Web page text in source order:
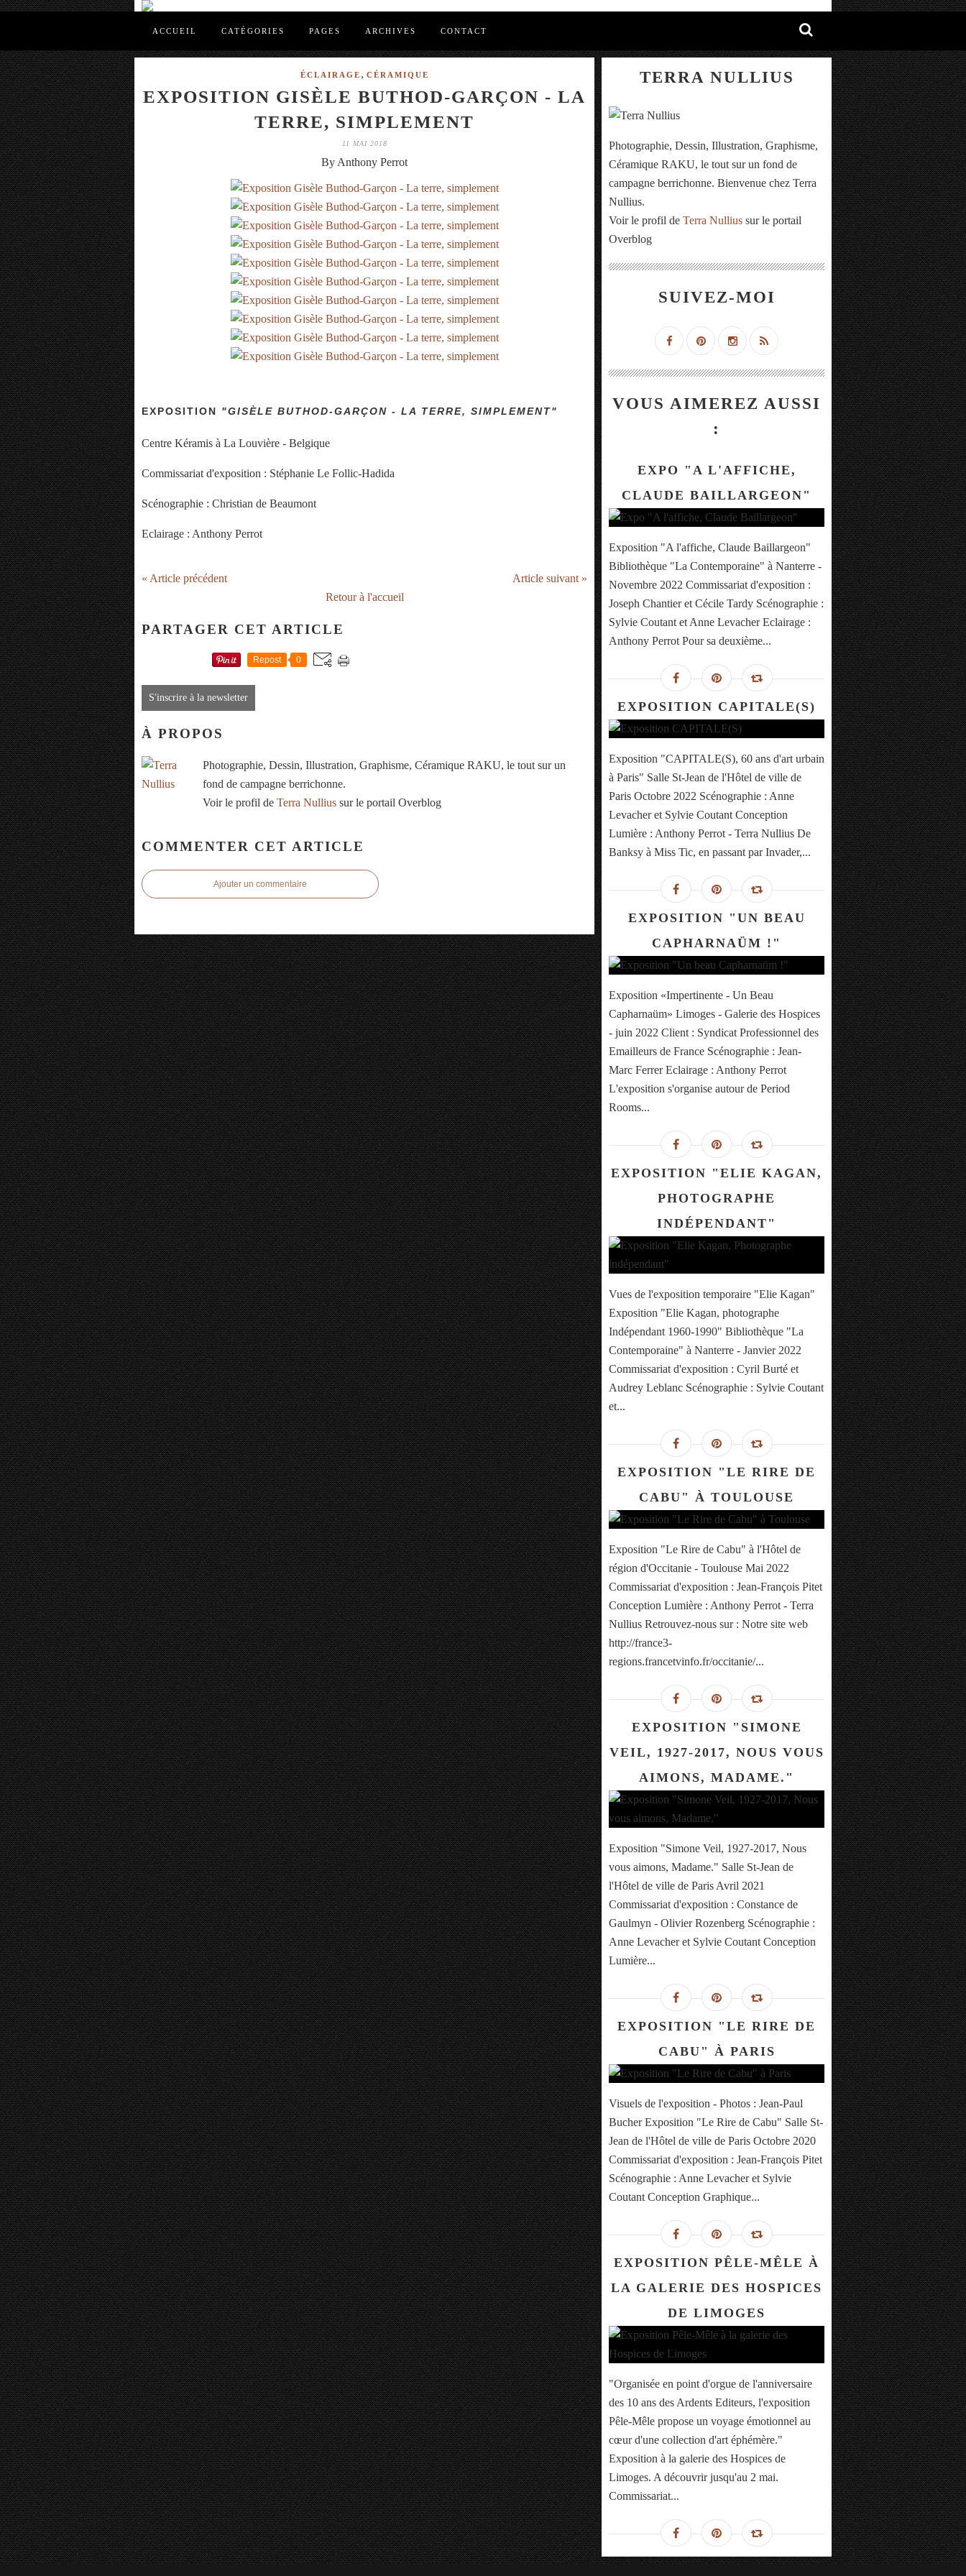
ACCUEIL CATÉGORIES PAGES ARCHIVES CONTACT
ÉCLAIRAGE , CÉRAMIQUE
EXPOSITION GISÈLE BUTHOD-GARÇON - LA
TERRE, SIMPLEMENT
11 MAI 2018
By Anthony Perrot
EXPOSITION "GISÈLE BUTHOD-GARÇON - LA TERRE, SIMPLEMENT"
Centre Kéramis à La Louvière - Belgique
Commissariat d'exposition : Stéphanie Le Follic-Hadida
Scénographie : Christian de Beaumont
Eclairage : Anthony Perrot
« Article précédent
Article suivant »
Retour à l'accueil
PARTAGER CET ARTICLE
Repost 0
S'inscrire à la newsletter
À PROPOS
Photographie, Dessin, Illustration, Graphisme, Céramique RAKU, le tout sur un
fond de campagne berrichonne.
Voir le profil de Terra Nullius sur le portail Overblog
COMMENTER CET ARTICLE
Ajouter un commentaire
TERRA NULLIUS
Photographie, Dessin, Illustration, Graphisme,
Céramique RAKU, le tout sur un fond de
campagne berrichonne. Bienvenue chez Terra
Nullius.
Voir le profil de Terra Nullius sur le portail
Overblog
SUIVEZ-MOI
VOUS AIMEREZ AUSSI
:
EXPO "A L'AFFICHE,
CLAUDE BAILLARGEON"
Exposition "A l'affiche, Claude Baillargeon"
Bibliothèque "La Contemporaine" à Nanterre -
Novembre 2022 Commissariat d'exposition :
Joseph Chantier et Cécile Tardy Scénographie :
Sylvie Coutant et Anne Levacher Eclairage :
Anthony Perrot Pour sa deuxième...
EXPOSITION CAPITALE(S)
Exposition "CAPITALE(S), 60 ans d'art urbain
à Paris" Salle St-Jean de l'Hôtel de ville de
Paris Octobre 2022 Scénographie : Anne
Levacher et Sylvie Coutant Conception
Lumière : Anthony Perrot - Terra Nullius De
Banksy à Miss Tic, en passant par Invader,...
EXPOSITION "UN BEAU
CAPHARNAÜM !"
Exposition «Impertinente - Un Beau
Capharnaüm» Limoges - Galerie des Hospices
- juin 2022 Client : Syndicat Professionnel des
Emailleurs de France Scénographie : Jean-
Marc Ferrer Eclairage : Anthony Perrot
L'exposition s'organise autour de Period
Rooms...
EXPOSITION "ELIE KAGAN,
PHOTOGRAPHE
INDÉPENDANT"
Vues de l'exposition temporaire "Elie Kagan"
Exposition "Elie Kagan, photographe
Indépendant 1960-1990" Bibliothèque "La
Contemporaine" à Nanterre - Janvier 2022
Commissariat d'exposition : Cyril Burté et
Audrey Leblanc Scénographie : Sylvie Coutant
et...
EXPOSITION "LE RIRE DE
CABU" À TOULOUSE
Exposition "Le Rire de Cabu" à l'Hôtel de
région d'Occitanie - Toulouse Mai 2022
Commissariat d'exposition : Jean-François Pitet
Conception Lumière : Anthony Perrot - Terra
Nullius Retrouvez-nous sur : Notre site web
http://france3-
regions.francetvinfo.fr/occitanie/...
EXPOSITION "SIMONE
VEIL, 1927-2017, NOUS VOUS
AIMONS, MADAME."
Exposition "Simone Veil, 1927-2017, Nous
vous aimons, Madame." Salle St-Jean de
l'Hôtel de ville de Paris Avril 2021
Commissariat d'exposition : Constance de
Gaulmyn - Olivier Rozenberg Scénographie :
Anne Levacher et Sylvie Coutant Conception
Lumière...
EXPOSITION "LE RIRE DE
CABU" À PARIS
Visuels de l'exposition - Photos : Jean-Paul
Bucher Exposition "Le Rire de Cabu" Salle St-
Jean de l'Hôtel de ville de Paris Octobre 2020
Commissariat d'exposition : Jean-François Pitet
Scénographie : Anne Levacher et Sylvie
Coutant Conception Graphique...
EXPOSITION PÊLE-MÊLE À
LA GALERIE DES HOSPICES
DE LIMOGES
"Organisée en point d'orgue de l'anniversaire
des 10 ans des Ardents Editeurs, l'exposition
Pêle-Mêle propose un voyage émotionnel au
cœur d'une collection d'art éphémère."
Exposition à la galerie des Hospices de
Limoges. A découvrir jusqu'au 2 mai.
Commissariat...